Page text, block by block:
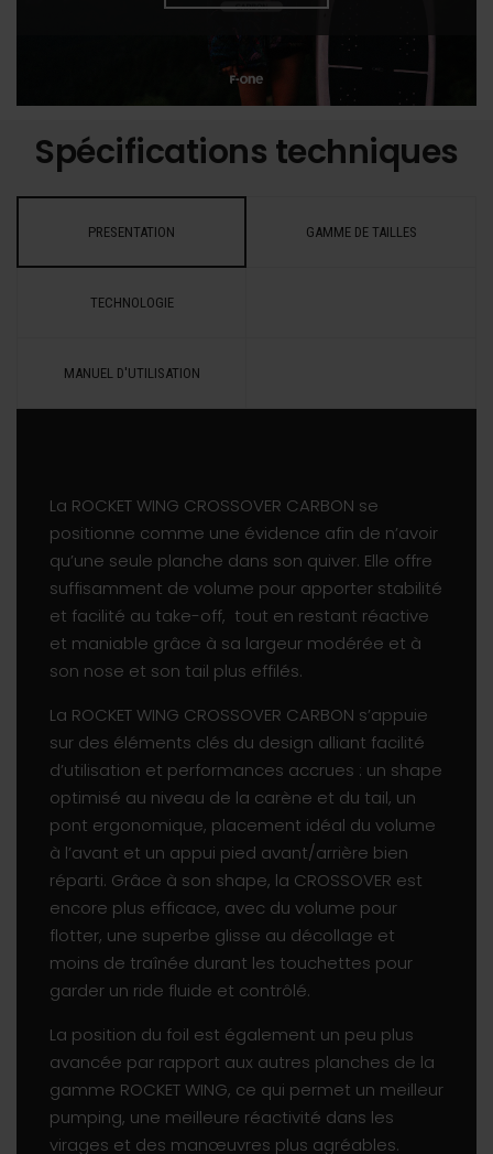
Spécifications techniques
PRESENTATION GAMME DE TAILLES
TECHNOLOGIE
MANUEL D'UTILISATION
La ROCKET WING CROSSOVER CARBON se
positionne comme une évidence afin de n’avoir
qu’une seule planche dans son quiver. Elle offre
suffisamment de volume pour apporter stabilité
et facilité au take-off, tout en restant réactive
et maniable grâce à sa largeur modérée et à
son nose et son tail plus effilés.
La ROCKET WING CROSSOVER CARBON s’appuie
sur des éléments clés du design alliant facilité
d’utilisation et performances accrues : un shape
optimisé au niveau de la carène et du tail, un
pont ergonomique, placement idéal du volume
à l’avant et un appui pied avant/arrière bien
réparti. Grâce à son shape, la CROSSOVER est
encore plus efficace, avec du volume pour
flotter, une superbe glisse au décollage et
moins de traînée durant les touchettes pour
garder un ride fluide et contrôlé.
La position du foil est également un peu plus
avancée par rapport aux autres planches de la
gamme ROCKET WING, ce qui permet un meilleur
pumping, une meilleure réactivité dans les
virages et des manœuvres plus agréables.